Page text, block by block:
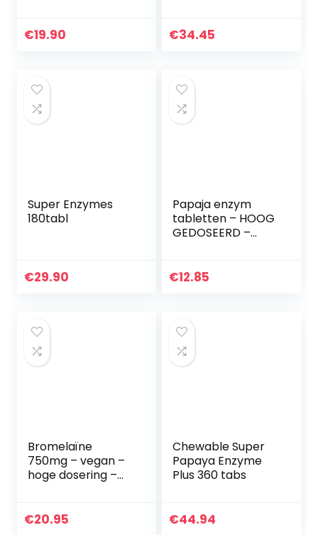
bromelaïne,
€19.90
Maagsapresistent
€34.45
Super Enzymes
180tabl
€29.90
Papaja enzym
tabletten – HOOG
GEDOSEERD –
Papaïne, amylase
€12.85
Bromelaïne
750mg – vegan –
hoge dosering –
€20.95
Chewable Super
Papaya Enzyme
Plus 360 tabs
€44.94